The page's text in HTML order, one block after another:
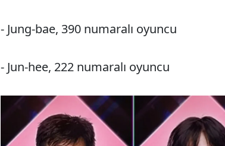
- Jung-bae, 390 numaralı oyuncu
- Jun-hee, 222 numaralı oyuncu